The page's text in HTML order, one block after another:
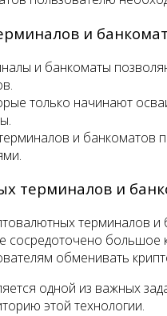
и
и банкоматы
только начинают
и банкоматов
терминалов и
сосредоточено
обменивать
одной из важных
этой технологии.